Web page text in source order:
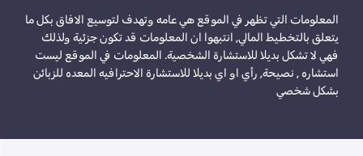
المعلومات التي تظهر في الموقع هي عامه وتهدف لتوسيع الافاق بكل ما
يتعلق بالتخطيط المالي, انتبهوا ان المعلومات قد تكون جزئية ولذلك
فهي لا تشكل بديلا للاستشارة الشخصية. المعلومات في الموقع ليست
استشاره , نصيحة, رأي او اي بديلا للاستشارة الاحترافيه المعده للزبائن
بشكل شخصي